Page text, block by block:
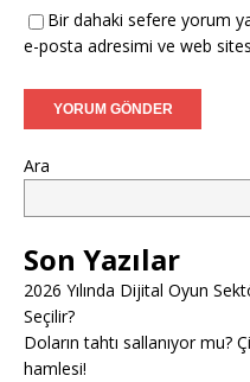
Bir dahaki sefere yorum
e-posta adresimi ve web
Ara
Son Yazılar
2026 Yılında Dijital Oyun
Seçilir?
Doların tahtı sallanıyor mu?
hamlesi!